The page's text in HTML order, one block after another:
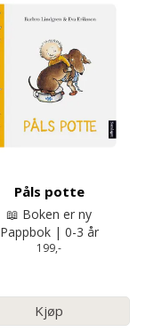
Påls potte
📖 Boken er ny
Pappbok | 0-3 år
199,-
Kjøp